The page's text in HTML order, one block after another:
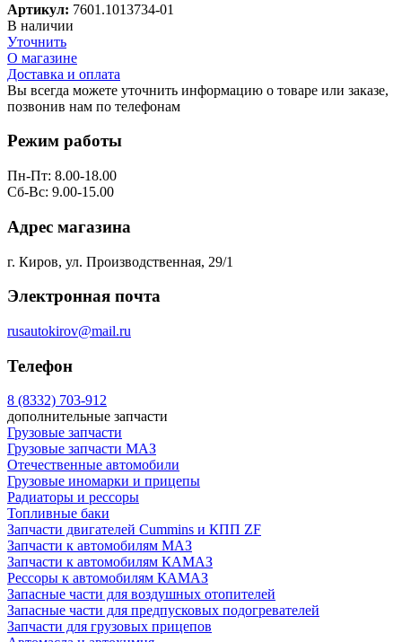
Артикул: 7601.1013734-01
В наличии
Уточнить
О магазине
Доставка и оплата
Вы всегда можете уточнить информацию о товаре или заказе,
позвонив нам по телефонам
Режим работы
Пн-Пт: 8.00-18.00
Сб-Вс: 9.00-15.00
Адрес магазина
г. Киров, ул. Производственная, 29/1
Электронная почта
rusautokirov@mail.ru
Телефон
8 (8332) 703-912
дополнительные запчасти
Грузовые запчасти
Грузовые запчасти МАЗ
Отечественные автомобили
Грузовые иномарки и прицепы
Радиаторы и рессоры
Топливные баки
Запчасти двигателей Cummins и КПП ZF
Запчасти к автомобилям МАЗ
Запчасти к автомобилям КАМАЗ
Рессоры к автомобилям КАМАЗ
Запасные части для воздушных отопителей
Запасные части для предпусковых подогревателей
Запчасти для грузовых прицепов